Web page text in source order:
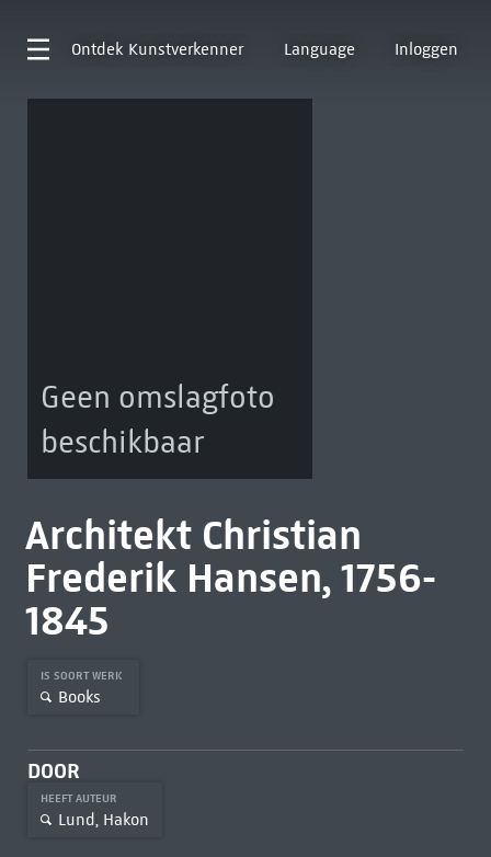
Ontdek Kunstverkenner Language Inloggen
Geen omslagfoto
beschikbaar
Architekt Christian
Frederik Hansen, 1756-
1845
IS SOORT WERK
Books
DOOR
HEEFT AUTEUR
Lund, Hakon